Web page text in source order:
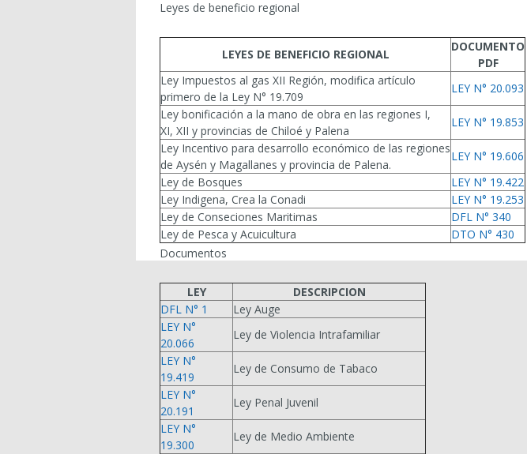
Leyes de beneficio regional
LEYES DE BENEFICIO REGIONAL
DOCUMENTO
PDF
Ley Impuestos al gas XII Región, modifica artículo
primero de la Ley N° 19.709
LEY N° 20.093
Ley bonificación a la mano de obra en las regiones I,
XI, XII y provincias de Chiloé y Palena
LEY N° 19.853
Ley Incentivo para desarrollo económico de las regiones
de Aysén y Magallanes y provincia de Palena.
LEY N° 19.606
Ley de Bosques
LEY N° 19.422
Ley Indigena, Crea la Conadi
LEY N° 19.253
Ley de Conseciones Maritimas
DFL N° 340
Ley de Pesca y Acuicultura
DTO N° 430
Documentos
LEY
DESCRIPCION
DFL N° 1
Ley Auge
LEY N°
20.066
Ley de Violencia Intrafamiliar
LEY N°
19.419
Ley de Consumo de Tabaco
LEY N°
20.191
Ley Penal Juvenil
LEY N°
19.300
Ley de Medio Ambiente